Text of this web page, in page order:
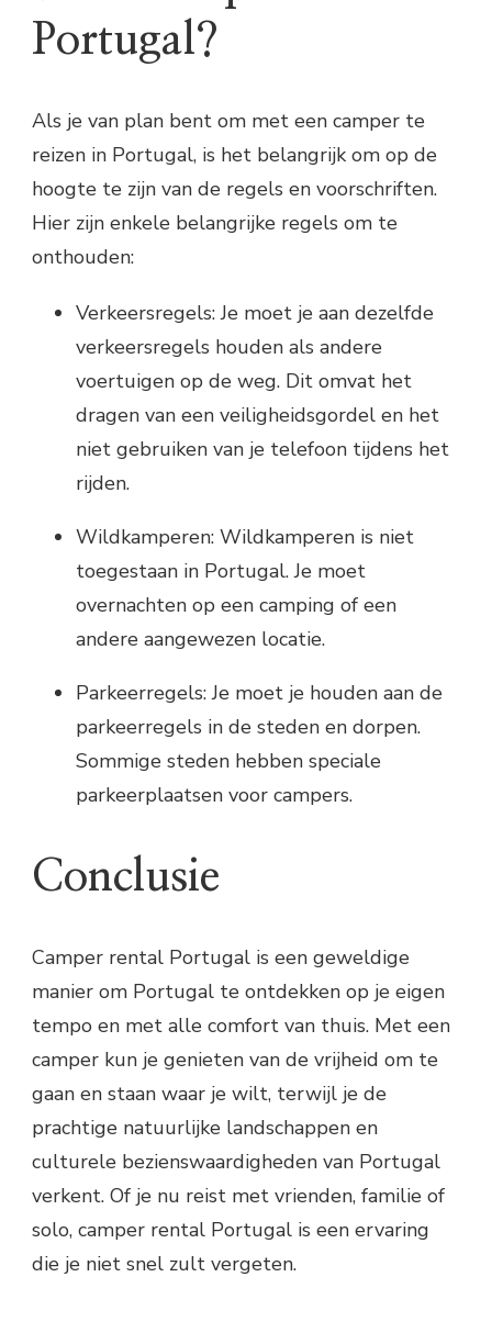
Portugal?
Als je van plan bent om met een camper te
reizen in Portugal, is het belangrijk om op de
hoogte te zijn van de regels en voorschriften.
Hier zijn enkele belangrijke regels om te
onthouden:
Verkeersregels: Je moet je aan dezelfde
verkeersregels houden als andere
voertuigen op de weg. Dit omvat het
dragen van een veiligheidsgordel en het
niet gebruiken van je telefoon tijdens het
rijden.
Wildkamperen: Wildkamperen is niet
toegestaan in Portugal. Je moet
overnachten op een camping of een
andere aangewezen locatie.
Parkeerregels: Je moet je houden aan de
parkeerregels in de steden en dorpen.
Sommige steden hebben speciale
parkeerplaatsen voor campers.
Conclusie
Camper rental Portugal is een geweldige
manier om Portugal te ontdekken op je eigen
tempo en met alle comfort van thuis. Met een
camper kun je genieten van de vrijheid om te
gaan en staan waar je wilt, terwijl je de
prachtige natuurlijke landschappen en
culturele bezienswaardigheden van Portugal
verkent. Of je nu reist met vrienden, familie of
solo, camper rental Portugal is een ervaring
die je niet snel zult vergeten.